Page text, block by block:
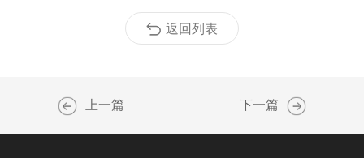
返回列表
上一篇 下一篇